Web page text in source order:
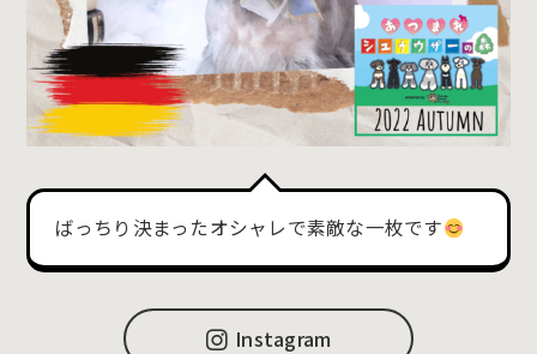
ばっちり決まったオシャレで素敵な一枚です
Instagram